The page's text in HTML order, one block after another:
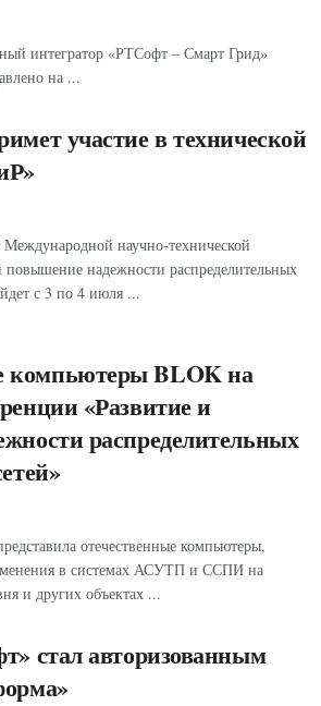
интегратор «РТСофт – Смарт Грид»
на ...
участие в технической
научно-технической
надежности распределительных
с 3 по 4 июля ...
BLOK на
«Развитие и
распределительных
отечественные компьютеры,
в системах АСУТП и ССПИ на
и других объектах ...
стал авторизованным